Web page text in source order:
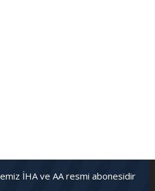
İHA ve AA resmi abonesidir